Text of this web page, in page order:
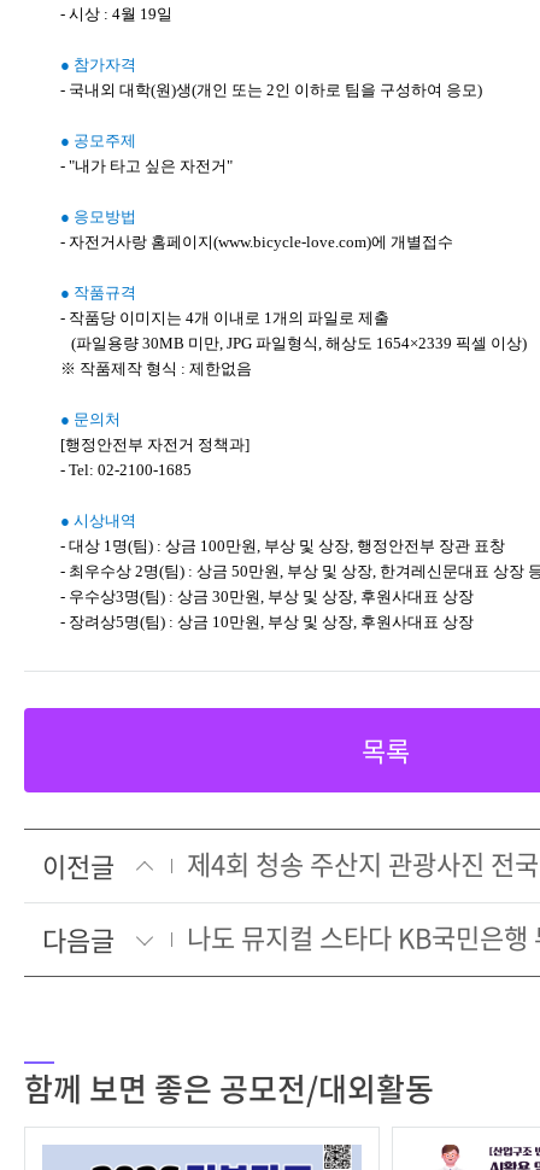
- 시상 : 4월 19일
● 참가자격
- 국내외 대학(원)생(개인 또는 2인 이하로 팀을 구성하여 응모)
● 공모주제
- "내가 타고 싶은 자전거"
● 응모방법
- 자전거사랑 홈페이지(www.bicycle-love.com)에 개별접수
● 작품규격
- 작품당 이미지는 4개 이내로 1개의 파일로 제출
(파일용량 30MB 미만, JPG 파일형식, 해상도 1654×2339 픽셀 이상)
※ 작품제작 형식 : 제한없음
● 문의처
[행정안전부 자전거 정책과]
- Tel: 02-2100-1685
● 시상내역
- 대상 1명(팀) : 상금 100만원, 부상 및 상장, 행정안전부 장관 표창
- 최우수상 2명(팀) : 상금 50만원, 부상 및 상장, 한겨레신문대표 상장
- 우수상3명(팀) : 상금 30만원, 부상 및 상장, 후원사대표 상장
- 장려상5명(팀) : 상금 10만원, 부상 및 상장, 후원사대표 상장
목록
이전글
제4회 청송 주산지 관광사진 전
다음글
함께 보면 좋은 공모전/대외활동